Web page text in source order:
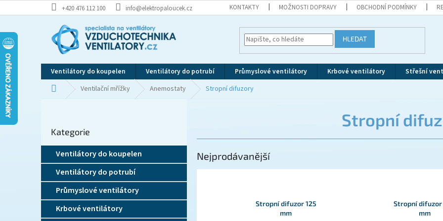
na
+420 476 112 100 info@elektropaloucek.cz KONTAKTY MOŽNOSTI DOPRAVY OBCHODNÍ PODMÍNKY
HLEDAT
Ventilátory do koupelen Ventilátory do potrubí Průmyslové ventilátory Krbové ventilátory Střešní
Domů Ventilační mřížky Anemostaty Stropní difuzory
r
n
p
kategorie
Kategorie
Ventilátory do koupelen
Ventilátory do potrubí
Průmyslové ventilátory
Krbové ventilátory
Stropní
Nejprodávanější
Stropní difuzor 125
mm
Stropní difuzor
mm